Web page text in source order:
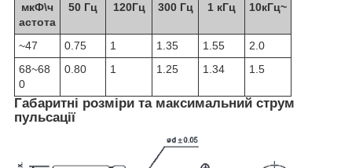
мкФ\ч
астота
50 Гц 120Гц 300 Гц 1 кГц 10кГц~
~47 0.75 1 1.35 1.55
2.0
68~68
0
0.80 1 1.25 1.34 1.5
Габаритні розміри та максимальний струм
пульсації